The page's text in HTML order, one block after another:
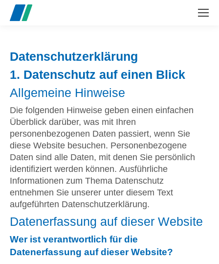
Search:
Datenschutz­erklärung
1. Datenschutz auf einen Blick
Allgemeine Hinweise
Die folgenden Hinweise geben einen einfachen
Überblick darüber, was mit Ihren
personenbezogenen Daten passiert, wenn Sie
diese Website besuchen. Personenbezogene
Daten sind alle Daten, mit denen Sie persönlich
identifiziert werden können. Ausführliche
Informationen zum Thema Datenschutz
entnehmen Sie unserer unter diesem Text
aufgeführten Datenschutzerklärung.
Datenerfassung auf dieser Website
Wer ist verantwortlich für die
Datenerfassung auf dieser Website?